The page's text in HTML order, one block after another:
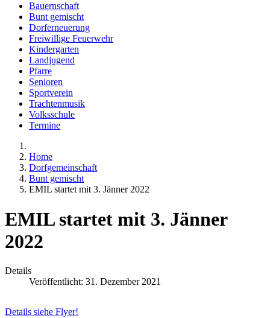
Bauernschaft
Bunt gemischt
Dorferneuerung
Freiwillige Feuerwehr
Kindergarten
Landjugend
Pfarre
Senioren
Sportverein
Trachtenmusik
Volksschule
Termine
Home
Dorfgemeinschaft
Bunt gemischt
EMIL startet mit 3. Jänner 2022
EMIL startet mit 3. Jänner
2022
Details
Veröffentlicht: 31. Dezember 2021
Details siehe Flyer!